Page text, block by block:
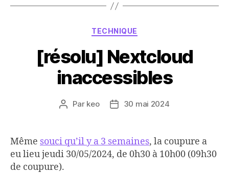
Catégories
TECHNIQUE
[résolu] Nextcloud
inaccessibles
Auteur
Par keo
Date30 mai 2024
Même souci qu’il y a 3 semaines, la coupure a
eu lieu jeudi 30/05/2024, de 0h30 à 10h00 (09h30
de coupure).